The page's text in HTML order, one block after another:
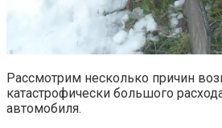
Рассмотрим несколько причин
катастрофически большого
автомобиля.